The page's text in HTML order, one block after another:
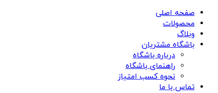
صفحه اصلی
محصولات
وبلاگ
باشگاه مشتریان
درباره باشگاه
راهنمای باشگاه
نحوه کسب امتیاز
تماس با ما